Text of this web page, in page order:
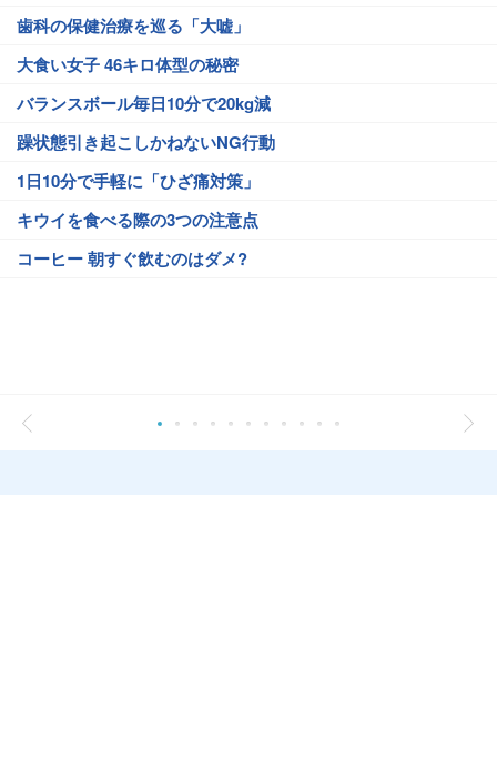
歯科の保健治療を巡る「大嘘」
大食い女子 46キロ体型の秘密
バランスボール毎日10分で20kg減
躁状態引き起こしかねないNG行動
1日10分で手軽に「ひざ痛対策」
キウイを食べる際の3つの注意点
コーヒー 朝すぐ飲むのはダメ?